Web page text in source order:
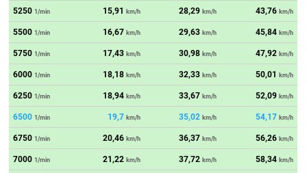
52501/min 15,91km/h 28,29km/h 43,76km/h
55001/min 16,67km/h 29,63km/h 45,84km/h
57501/min 17,43km/h 30,98km/h 47,92km/h
60001/min 18,18km/h 32,33km/h 50,01km/h
62501/min 18,94km/h 33,67km/h 52,09km/h
65001/min 19,7km/h 35,02km/h 54,17km/h
67501/min 20,46km/h 36,37km/h 56,26km/h
70001/min 21,22km/h 37,72km/h 58,34km/h